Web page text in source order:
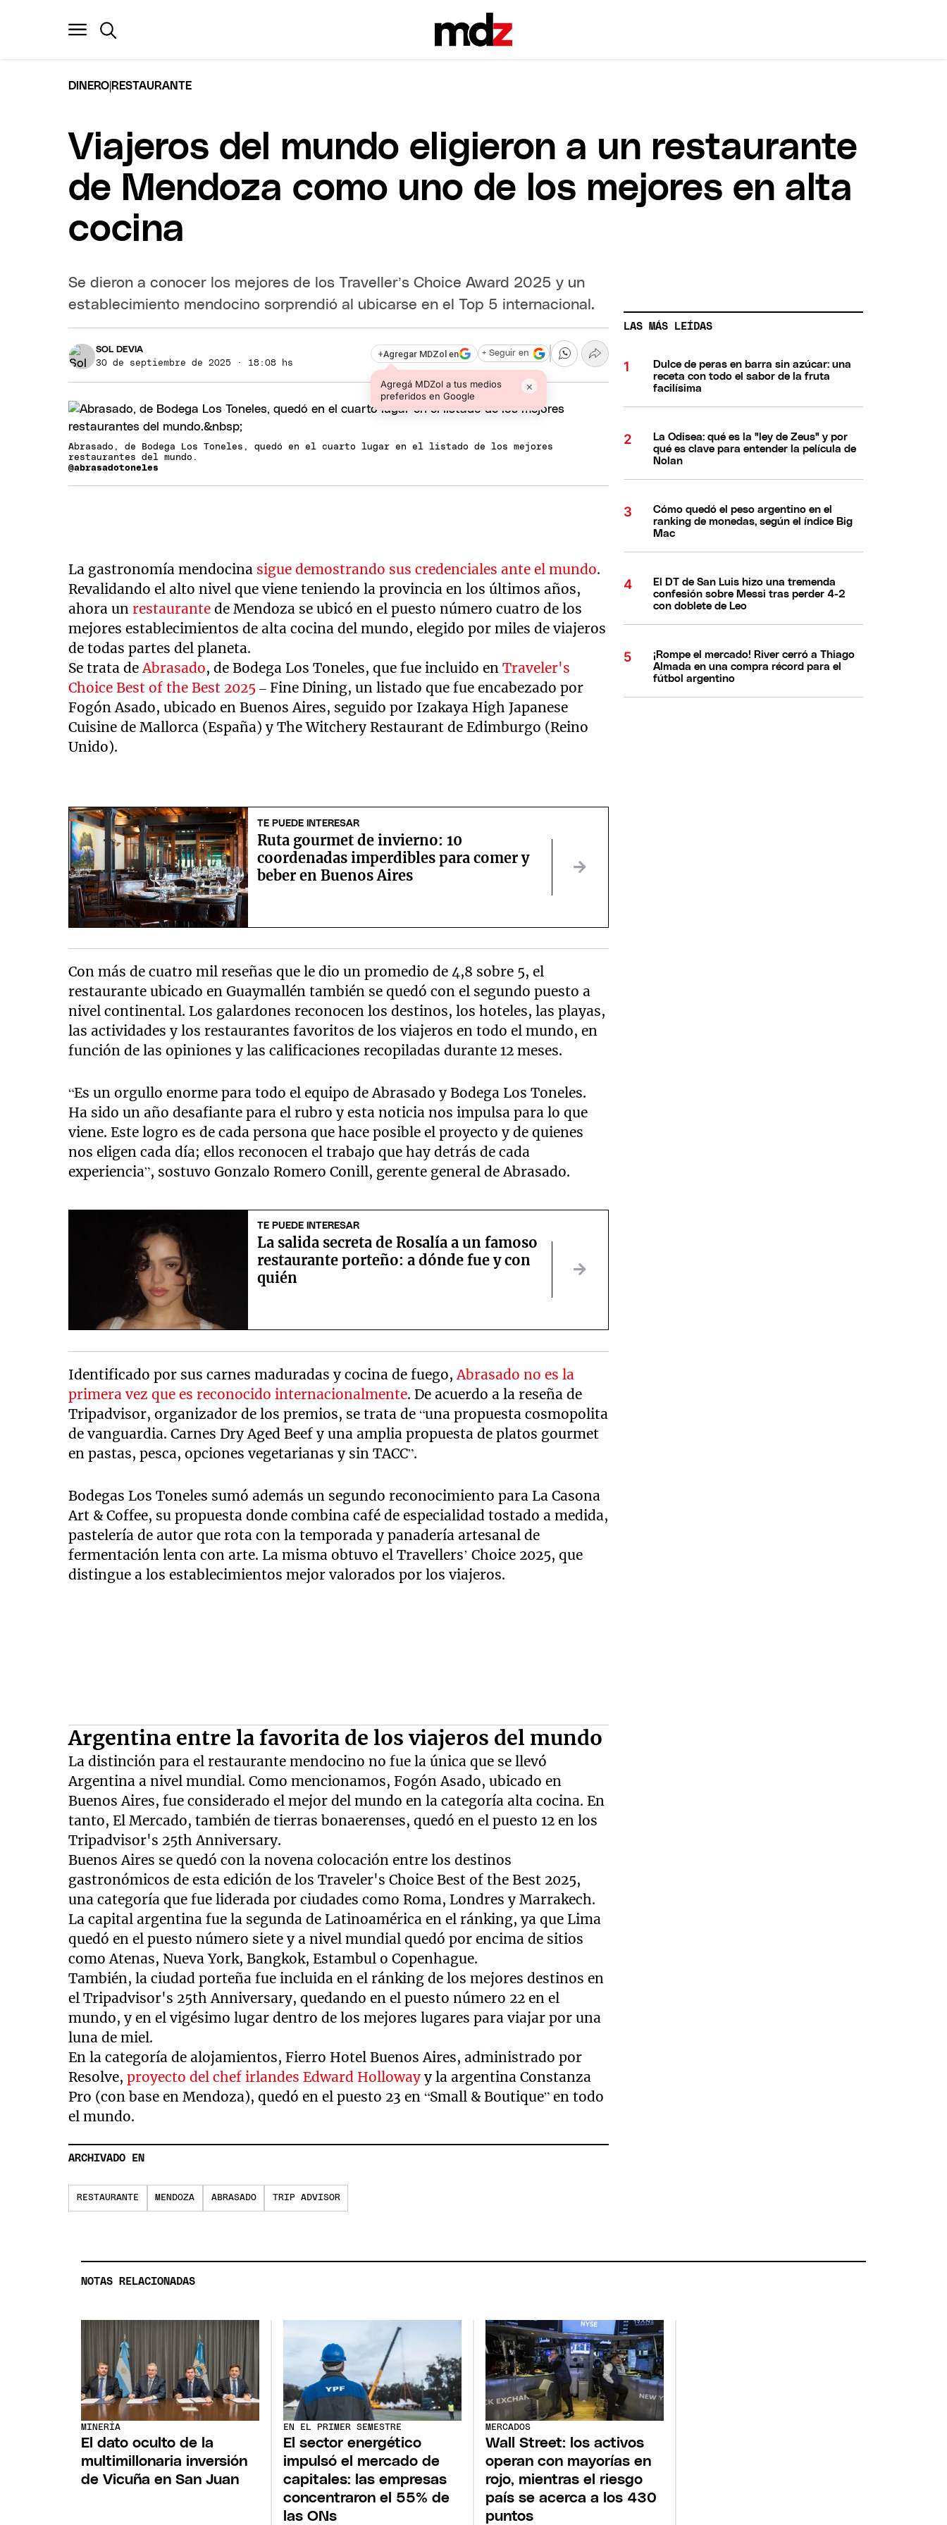
DINERO RESTAURANTE
Viajeros del mundo eligieron a un restaurante
de Mendoza como uno de los mejores en alta
cocina
Se dieron a conocer los mejores de los Traveller’s Choice Award 2025 y un
establecimiento mendocino sorprendió al ubicarse en el Top 5 internacional.
SOL DEVIA
30 de septiembre de 2025 · 18:08 hs
+Agregar MDZol en
Agregá MDZol a tus medios
preferidos en Google
×
+ Seguir en
Abrasado, de Bodega Los Toneles, quedó en el cuarto lugar en el listado de los mejores
restaurantes del mundo.
@abrasadotoneles
La gastronomía mendocina sigue demostrando sus credenciales ante el mundo.
Revalidando el alto nivel que viene teniendo la provincia en los últimos años,
ahora unrestaurante de Mendoza se ubicó en el puesto número cuatro de los
mejores establecimientos de alta cocina del mundo, elegido por miles de viajeros
de todas partes del planeta.
Se trata deAbrasado, de Bodega Los Toneles, que fue incluido enTraveler's
Choice Best of the Best 2025 – Fine Dining, un listado que fue encabezado por
Fogón Asado, ubicado en Buenos Aires, seguido por Izakaya High Japanese
Cuisine de Mallorca (España) y The Witchery Restaurant de Edimburgo (Reino
Unido).
TE PUEDE INTERESAR
Ruta gourmet de invierno: 10
coordenadas imperdibles para comer y
beber en Buenos Aires
Con más de cuatro mil reseñas que le dio un promedio de 4,8 sobre 5, el
restaurante ubicado en Guaymallén también se quedó con el segundo puesto a
nivel continental. Los galardones reconocen los destinos, los hoteles, las playas,
las actividades y los restaurantes favoritos de los viajeros en todo el mundo, en
función de las opiniones y las calificaciones recopiladas durante 12 meses.
“Es un orgullo enorme para todo el equipo de Abrasado y Bodega Los Toneles.
Ha sido un año desafiante para el rubro y esta noticia nos impulsa para lo que
viene. Este logro es de cada persona que hace posible el proyecto y de quienes
nos eligen cada día; ellos reconocen el trabajo que hay detrás de cada
experiencia”, sostuvo Gonzalo Romero Conill, gerente general de Abrasado.
TE PUEDE INTERESAR
La salida secreta de Rosalía a un famoso
restaurante porteño: a dónde fue y con
quién
Identificado por sus carnes maduradas y cocina de fuego, Abrasado no es la
primera vez que es reconocido internacionalmente. De acuerdo a la reseña de
Tripadvisor, organizador de los premios, se trata de “una propuesta cosmopolita
de vanguardia. Carnes Dry Aged Beef y una amplia propuesta de platos gourmet
en pastas, pesca, opciones vegetarianas y sin TACC”.
Bodegas Los Toneles sumó además un segundo reconocimiento para La Casona
Art & Coffee, su propuesta donde combina café de especialidad tostado a medida,
pastelería de autor que rota con la temporada y panadería artesanal de
fermentación lenta con arte. La misma obtuvo el Travellers’ Choice 2025, que
distingue a los establecimientos mejor valorados por los viajeros.
Argentina entre la favorita de los viajeros del mundo
La distinción para el restaurante mendocino no fue la única que se llevó
Argentina a nivel mundial. Como mencionamos, Fogón Asado, ubicado en
Buenos Aires, fue considerado el mejor del mundo en la categoría alta cocina. En
tanto, El Mercado, también de tierras bonaerenses, quedó en el puesto 12 en los
Tripadvisor's 25th Anniversary.
Buenos Aires se quedó con la novena colocación entre los destinos
gastronómicos de esta edición de los Traveler's Choice Best of the Best 2025,
una categoría que fue liderada por ciudades como Roma, Londres y Marrakech.
La capital argentina fue la segunda de Latinoamérica en el ránking, ya que Lima
quedó en el puesto número siete y a nivel mundial quedó por encima de sitios
como Atenas, Nueva York, Bangkok, Estambul o Copenhague.
También, la ciudad porteña fue incluida en el ránking de los mejores destinos en
el Tripadvisor's 25th Anniversary, quedando en el puesto número 22 en el
mundo, y en el vigésimo lugar dentro de los mejores lugares para viajar por una
luna de miel.
En la categoría de alojamientos, Fierro Hotel Buenos Aires, administrado por
Resolve,proyecto del chef irlandes Edward Holloway y la argentina Constanza
Pro (con base en Mendoza), quedó en el puesto 23 en “Small & Boutique” en todo
el mundo.
ARCHIVADO EN
RESTAURANTE MENDOZA ABRASADO TRIP ADVISOR
LAS MÁS LEÍDAS
Dulce de peras en barra sin azúcar: una
receta con todo el sabor de la fruta
facilísima
La Odisea: qué es la "ley de Zeus" y por
qué es clave para entender la película de
Nolan
Cómo quedó el peso argentino en el
ranking de monedas, según el índice Big
Mac
El DT de San Luis hizo una tremenda
confesión sobre Messi tras perder 4-2
con doblete de Leo
¡Rompe el mercado! River cerró a Thiago
Almada en una compra récord para el
fútbol argentino
NOTAS RELACIONADAS
MINERÍA
El dato oculto de la
multimillonaria inversión
de Vicuña en San Juan
EN EL PRIMER SEMESTRE
El sector energético
impulsó el mercado de
capitales: las empresas
concentraron el 55% de
las ONs
MERCADOS
Wall Street: los activos
operan con mayorías en
rojo, mientras el riesgo
país se acerca a los 430
puntos